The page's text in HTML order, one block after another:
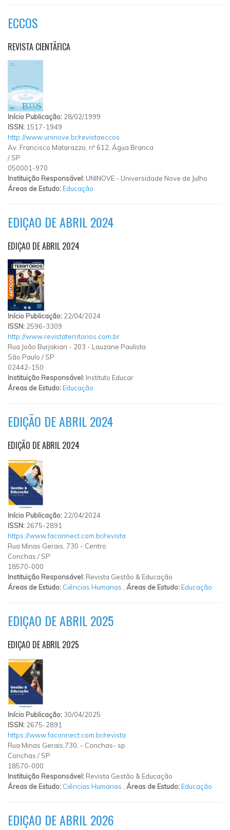
ECCOS
REVISTA CIENTÃ­FICA
Início Publicação: 28/02/1999
ISSN: 1517-1949
http://www.uninove.br/revistaeccos
Av. Francisco Matarazzo, nº 612, Água Branca
/ SP
050001-970
Instituição Responsável: UNINOVE - Universidade Nove de Julho
Áreas de Estudo:Educação
EDIÇAO DE ABRIL 2024
EDIÇAO DE ABRIL 2024
Início Publicação: 22/04/2024
ISSN: 2596-3309
http://www.revistaterritorios.com.br
Rua João Burjakian - 203 - Lauzane Paulista
São Paulo / SP
02442-150
Instituição Responsável: Instituto Educar
Áreas de Estudo:Educação
EDIÇÃO DE ABRIL 2024
EDIÇÃO DE ABRIL 2024
Início Publicação: 22/04/2024
ISSN: 2675-2891
https://www.faconnect.com.br/revista
Rua Minas Gerais, 730 - Centro
Conchas / SP
18570-000
Instituição Responsável: Revista Gestão & Educação
Áreas de Estudo: Ciências Humanas Áreas de Estudo:Educação
EDIÇAO DE ABRIL 2025
EDIÇAO DE ABRIL 2025
Início Publicação: 30/04/2025
ISSN: 2675-2891
https://www.faconnect.com.br/revista
Rua Minas Gerais,730, - Conchas- sp
Conchas / SP
18570-000
Instituição Responsável: Revista Gestão & Educação
Áreas de Estudo: Ciências Humanas Áreas de Estudo:Educação
EDIÇAO DE ABRIL 2026